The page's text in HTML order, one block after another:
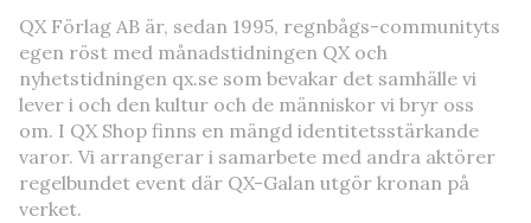
QX Förlag AB är, sedan 1995, regnbågs-communityts
egen röst med månadstidningen QX och
nyhetstidningen qx.se som bevakar det samhälle vi
lever i och den kultur och de människor vi bryr oss
om. I QX Shop finns en mängd identitetsstärkande
varor. Vi arrangerar i samarbete med andra aktörer
regelbundet event där QX-Galan utgör kronan på
verket.